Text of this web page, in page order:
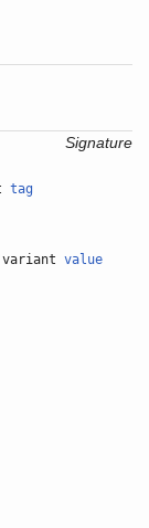
Signature
tag
value